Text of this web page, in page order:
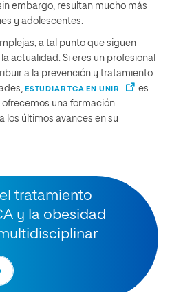
embargo, resultan mucho más
y adolescentes.
a tal punto que siguen
actualidad. Si eres un profesional
a la prevención y tratamiento
ESTUDIAR TCA EN UNIR
es
una formación
los últimos avances en su
tratamiento
y la obesidad